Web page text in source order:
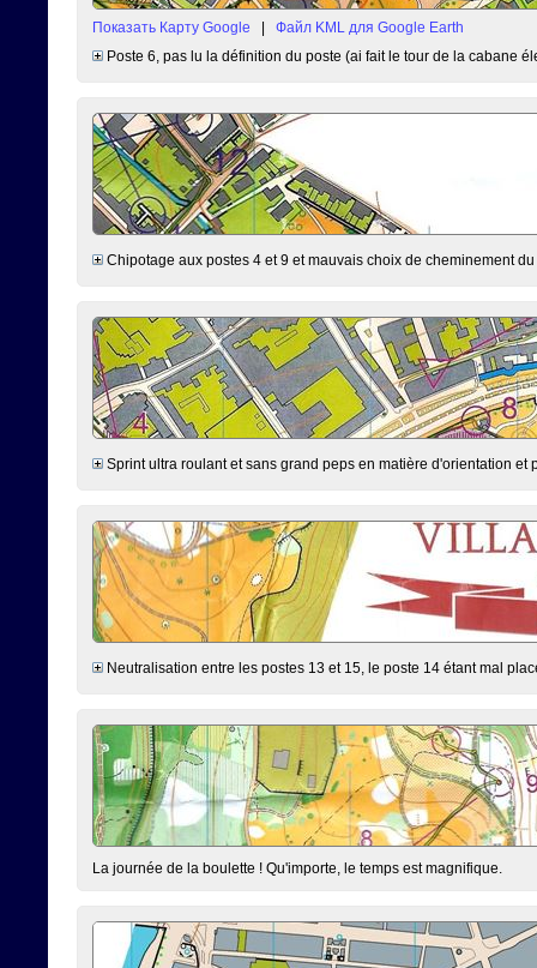
Показать Карту Google |
Файл KML для Google Earth
Poste 6, pas lu la définition du poste (ai fait le tour de la cabane
Chipotage aux postes 4 et 9 et mauvais choix de cheminement
Sprint ultra roulant et sans grand peps en matière d'orientation
Neutralisation entre les postes 13 et 15, le poste 14 étant mal
La journée de la boulette ! Qu'importe, le temps est magnifique.